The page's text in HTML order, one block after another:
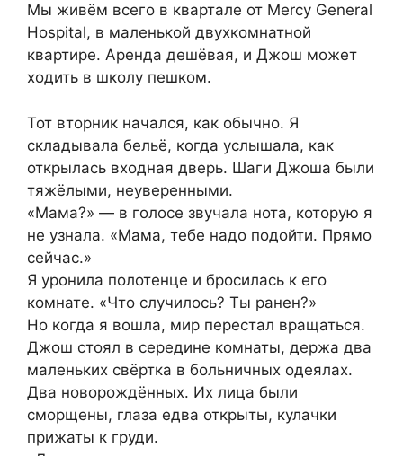
Мы живём всего в квартале от Mercy General
Hospital, в маленькой двухкомнатной
квартире. Аренда дешёвая, и Джош может
ходить в школу пешком.
Тот вторник начался, как обычно. Я
складывала бельё, когда услышала, как
открылась входная дверь. Шаги Джоша были
тяжёлыми, неуверенными.
«Мама?» — в голосе звучала нота, которую я
не узнала. «Мама, тебе надо подойти. Прямо
сейчас.»
Я уронила полотенце и бросилась к его
комнате. «Что случилось? Ты ранен?»
Но когда я вошла, мир перестал вращаться.
Джош стоял в середине комнаты, держа два
маленьких свёртка в больничных одеялах.
Два новорождённых. Их лица были
сморщены, глаза едва открыты, кулачки
прижаты к груди.